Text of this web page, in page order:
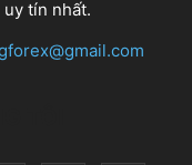
tín nhất.